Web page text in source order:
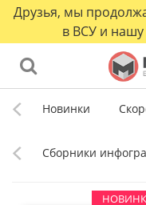
Друзья, мы
в ВСУ и
Новинки
Сборники